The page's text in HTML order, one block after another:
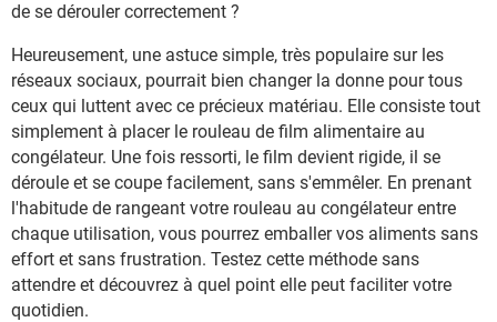
de se dérouler correctement ?
Heureusement, une astuce simple, très populaire sur les
réseaux sociaux, pourrait bien changer la donne pour tous
ceux qui luttent avec ce précieux matériau. Elle consiste tout
simplement à placer le rouleau de film alimentaire au
congélateur. Une fois ressorti, le film devient rigide, il se
déroule et se coupe facilement, sans s'emmêler. En prenant
l'habitude de rangeant votre rouleau au congélateur entre
chaque utilisation, vous pourrez emballer vos aliments sans
effort et sans frustration. Testez cette méthode sans
attendre et découvrez à quel point elle peut faciliter votre
quotidien.